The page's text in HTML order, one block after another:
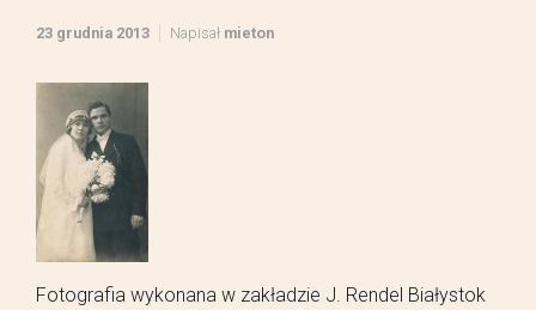
23 grudnia 2013 Napisał mieton
Fotografia wykonana w zakładzie J. Rendel Białystok